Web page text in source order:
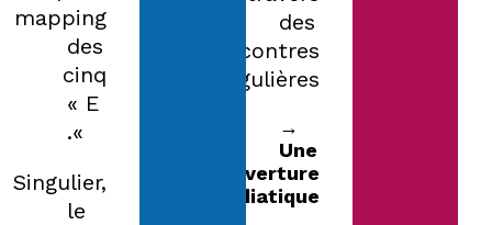
des
rencontres
régulières.
→
Une
couverture
médiatique
mapping
des
cinq
« E
».
Singulier,
le